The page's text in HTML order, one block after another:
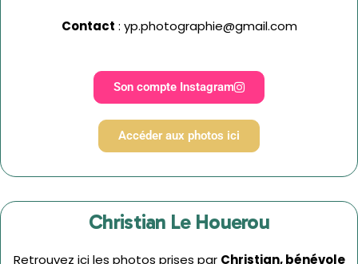
Contact : yp.photographie@gmail.com
Son compte Instagram
Accéder aux photos ici
Christian Le Houerou
Retrouvez ici les photos prises par Christian,bénévole